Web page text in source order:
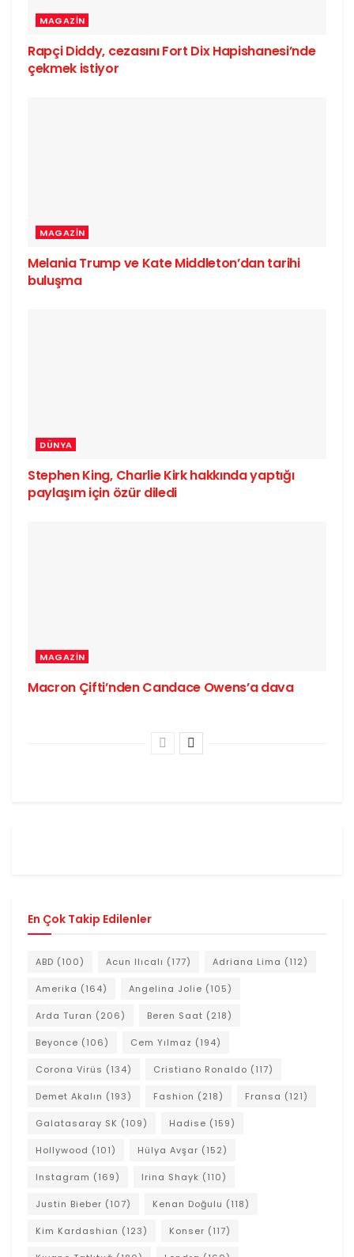
MAGAZIN
Rapçi Diddy, cezasını Fort Dix Hapishanesi’nde
çekmek istiyor
MAGAZIN
Melania Trump ve Kate Middleton’dan tarihi
buluşma
DÜNYA
Stephen King, Charlie Kirk hakkında yaptığı
paylaşım için özür diledi
MAGAZIN
Macron Çifti’nden Candace Owens’a dava
En Çok Takip Edilenler
ABD (100) Acun Ilıcalı (177) Adriana Lima (112)
Amerika (164) Angelina Jolie (105)
Arda Turan (206) Beren Saat (218)
Beyonce (106) Cem Yılmaz (194)
Corona Virüs (134) Cristiano Ronaldo (117)
Demet Akalın (193) Fashion (218) Fransa (121)
Galatasaray SK (109) Hadise (159)
Hollywood (101) Hülya Avşar (152)
Instagram (169) Irina Shayk (110)
Justin Bieber (107) Kenan Doğulu (118)
Kim Kardashian (123) Konser (117)